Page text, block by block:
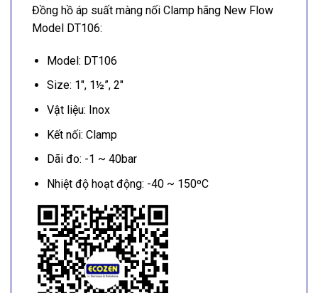
Đồng hồ áp suất màng nối Clamp hãng New Flow
Model DT106:
Model: DT106
Size: 1″, 1½”, 2″
Vật liệu: Inox
Kết nối: Clamp
Dãi đo: -1 ~ 40bar
Nhiệt độ hoạt động: -40 ~ 150ºC